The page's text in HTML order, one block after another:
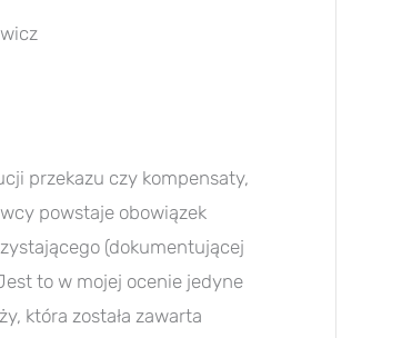
przekazu czy kompensaty,
powstaje obowiązek
(dokumentującej
to w mojej ocenie jedyne
która została zawarta